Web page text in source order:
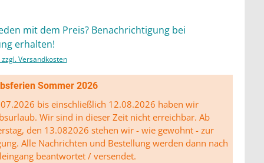
mit dem Preis? Benachrichtigung bei
erhalten!
Versandkosten
Sommer 2026
bis einschließlich 12.08.2026 haben wir
Wir sind in dieser Zeit nicht erreichbar. Ab
den 13.082026 stehen wir - wie gewohnt - zur
Alle Nachrichten und Bestellung werden dann nach
beantwortet / versendet.